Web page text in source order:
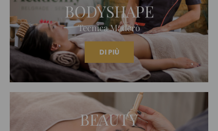
BODYSHAPE
Tecnica Maderò
DI PIÙ
BEAUTY